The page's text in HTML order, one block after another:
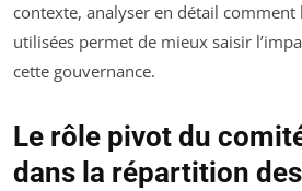
contexte, analyser en détail
utilisées permet de mieux saisir
cette gouvernance.
Le rôle pivot du
dans la répartition